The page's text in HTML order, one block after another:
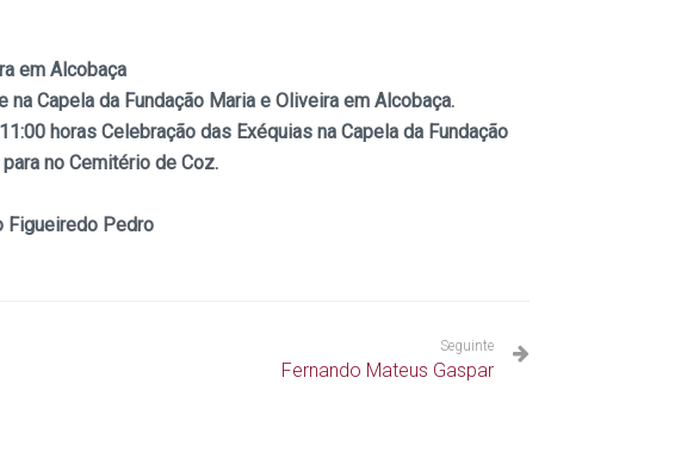
em Alcobaça
Capela da Fundação Maria e Oliveira em Alcobaça.
horas Celebração das Exéquias na Capela da Fundação
no Cemitério de Coz.
Figueiredo Pedro
Seguinte
Fernando Mateus Gaspar